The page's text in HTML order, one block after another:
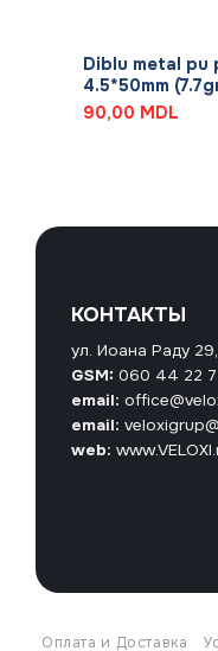
Diblu metal pu
4.5*50mm
90,00 MDL
КОНТАКТЫ
ул. Иоана Раду
GSM: 060 44 22
email:
email:
web:
Оплата и Доставка